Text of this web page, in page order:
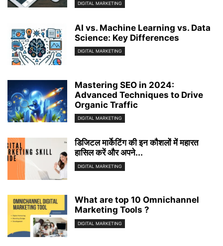
DIGITAL MARKETING
AI vs. Machine Learning vs. Data
Science: Key Differences
DIGITAL MARKETING
Mastering SEO in 2024:
Advanced Techniques to Drive
Organic Traffic
DIGITAL MARKETING
डिजिटल मार्केटिंग की इन कौशलों में महारत
हासिल करें और अपने...
DIGITAL MARKETING
What are top 10 Omnichannel
Marketing Tools ?
DIGITAL MARKETING